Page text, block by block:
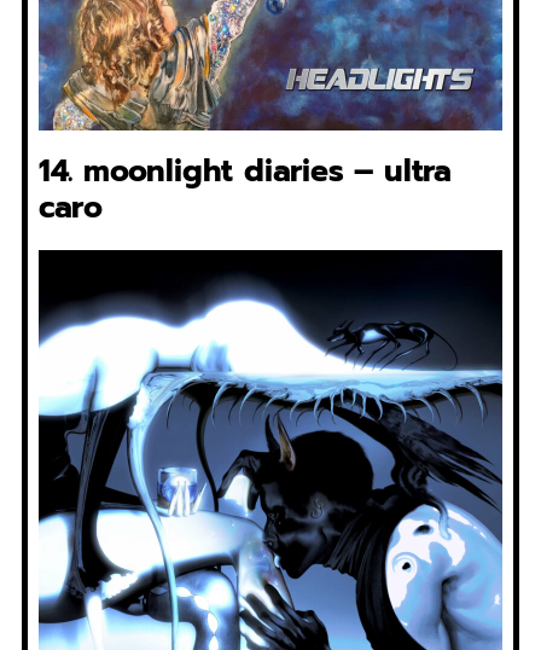
14. moonlight diaries – ultra
caro